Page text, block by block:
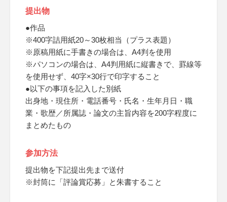
提出物
●作品
※400字詰用紙20～30枚相当（プラス表題）
※原稿用紙に手書きの場合は、A4判を使用
※パソコンの場合は、A4判用紙に縦書きで、罫線等
を使用せず、40字×30行で印字すること
●以下の事項を記入した別紙
出身地・現住所・電話番号・氏名・生年月日・職
業・歌歴／所属誌・論文の主旨内容を200字程度に
まとめたもの
参加方法
提出物を下記提出先まで送付
※封筒に「評論賞応募」と朱書すること